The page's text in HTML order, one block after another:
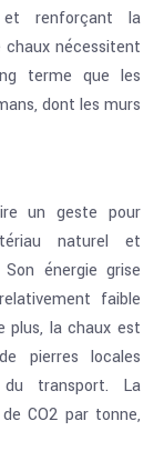
et renforçant la
nécessitent
terme que les
dont les murs
un geste pour
naturel et
énergie grise
faible
plus, la chaux est
pierres locales
transport. La
CO2 par tonne,